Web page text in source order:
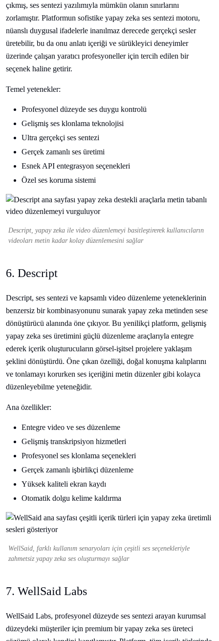
çıkmış, ses sentezi yazılımıyla mümkün olanın sınırlarını
zorlamıştır. Platformun sofistike yapay zeka ses sentezi motoru,
nüanslı duygusal ifadelerle inanılmaz derecede gerçekçi sesler
üretebilir, bu da onu anlatı içeriği ve sürükleyici deneyimler
üzerinde çalışan yaratıcı profesyoneller için tercih edilen bir
seçenek haline getirir.
Temel yetenekler:
Profesyonel düzeyde ses duygu kontrolü
Gelişmiş ses klonlama teknolojisi
Ultra gerçekçi ses sentezi
Gerçek zamanlı ses üretimi
Esnek API entegrasyon seçenekleri
Özel ses koruma sistemi
Descript, yapay zeka ile video düzenlemeyi basitleştirerek kullanıcıların
videoları metin kadar kolay düzenlemesini sağlar
6. Descript
Descript, ses sentezi ve kapsamlı video düzenleme yeteneklerinin
benzersiz bir kombinasyonunu sunarak yapay zeka metinden sese
dönüştürücü alanında öne çıkıyor. Bu yenilikçi platform, gelişmiş
yapay zeka ses üretimini güçlü düzenleme araçlarıyla entegre
ederek içerik oluşturucuların görsel-işitsel projelere yaklaşım
şeklini dönüştürdü. Öne çıkan özelliği, doğal konuşma kalıplarını
ve tonlamayı korurken ses içeriğini metin düzenler gibi kolayca
düzenleyebilme yeteneğidir.
Ana özellikler:
Entegre video ve ses düzenleme
Gelişmiş transkripsiyon hizmetleri
Profesyonel ses klonlama seçenekleri
Gerçek zamanlı işbirlikçi düzenleme
Yüksek kaliteli ekran kaydı
Otomatik dolgu kelime kaldırma
WellSaid, farklı kullanım senaryoları için çeşitli ses seçenekleriyle
zahmetsiz yapay zeka ses oluşturmayı sağlar
7. WellSaid Labs
WellSaid Labs, profesyonel düzeyde ses sentezi arayan kurumsal
düzeydeki müşteriler için premium bir yapay zeka ses üreteci